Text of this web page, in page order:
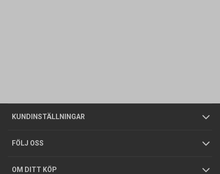
KUNDINSTÄLLNINGAR
Företagskund / Privatkund
FÖLJ OSS
OM DITT KÖP
Allmänna försäljningsvillkor
Integritetspolicy
GDPR
Butiker
Foldrar och kataloger
Köpguider
Om oss
Tjänster
Hållbarhet